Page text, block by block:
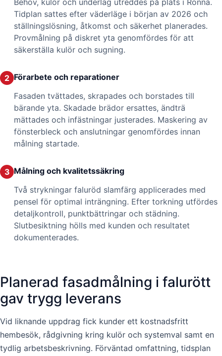
Behov, kulör och underlag utreddes på plats i Ronna.
Tidplan sattes efter väderläge i början av 2026 och
ställningslösning, åtkomst och säkerhet planerades.
Provmålning på diskret yta genomfördes för att
säkerställa kulör och sugning.
2 Förarbete och reparationer
Fasaden tvättades, skrapades och borstades till
bärande yta. Skadade brädor ersattes, ändträ
mättades och infästningar justerades. Maskering av
fönsterbleck och anslutningar genomfördes innan
målning startade.
3 Målning och kvalitetssäkring
Två strykningar faluröd slamfärg applicerades med
pensel för optimal inträngning. Efter torkning utfördes
detaljkontroll, punktbättringar och städning.
Slutbesiktning hölls med kunden och resultatet
dokumenterades.
Planerad fasadmålning i falurött
gav trygg leverans
Vid liknande uppdrag fick kunder ett kostnadsfritt
hembesök, rådgivning kring kulör och systemval samt en
tydlig arbetsbeskrivning. Förväntad omfattning, tidsplan